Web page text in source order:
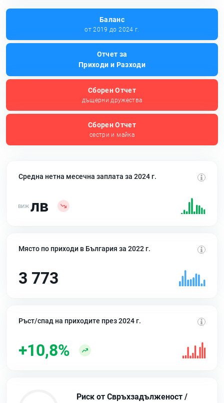
Баланс
от 2019 до 2024 г.
Отчет за
Приходи и Разходи
Сборен Отчет
дъщерни дружества
Сборен Отчет
сестри и майка
Средна нетна месечна заплата за 2024 г.
лв
Място по приходи в България за 2022 г.
3 773
Ръст/спад на приходите през 2024 г.
+10,8%
Риск от Свръхзадълженост /